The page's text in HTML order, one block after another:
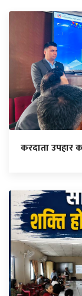
करदाता उपहार